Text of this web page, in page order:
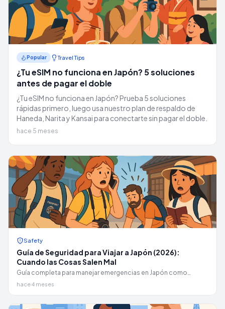
Popular Travel Tips
¿Tu eSIM no funciona en Japón? 5 soluciones
antes de pagar el doble
¿Tu eSIM no funciona en Japón? Prueba 5 soluciones
rápidas primero, luego usa nuestro plan de respaldo de
Haneda, Narita y Kansai para conectarte sin pagar el doble.
hace 5 meses
Safety
Guía de Seguridad para Viajar a Japón (2026):
Cuando las Cosas Salen Mal
Guía completa para manejar emergencias en Japón como
extranjero: pasaporte perdido, teléfono robado, accidentes de
coche, terremotos, tifones, denuncias policiales y más.
hace 4 meses